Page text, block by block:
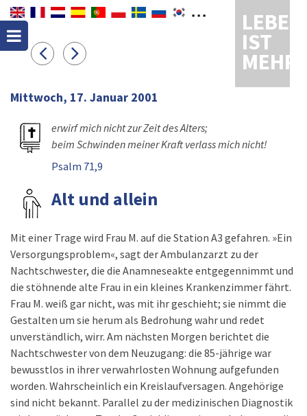
LEBEN
IST
MEHR
Mittwoch, 17. Januar 2001
erwirf mich nicht zur Zeit des Alters;
beim Schwinden meiner Kraft verlass mich nicht!
Psalm 71,9
Alt und allein
Mit einer Trage wird Frau M. auf die Station A3 gefahren. »Ein
Versorgungsproblem«, sagt der Ambulanzarzt zu der
Nachtschwester, die die Anamneseakte entgegennimmt und
die stöhnende alte Frau in ein kleines Krankenzimmer fährt.
Frau M. weiß gar nicht, was mit ihr geschieht; sie nimmt die
Gestalten um sie herum als Bedrohung wahr und redet
unverständlich, wirr. Am nächsten Morgen berichtet die
Nachtschwester von dem Neuzugang: die 85-jährige war
bewusstlos in ihrer verwahrlosten Wohnung aufgefunden
worden. Wahrscheinlich ein Kreislaufversagen. Angehörige
sind nicht bekannt. Parallel zu der medizinischen Diagnostik